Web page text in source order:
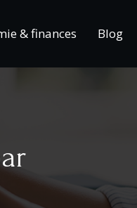
& finances Blog